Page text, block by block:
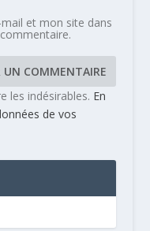
et mon site dans
les indésirables. En
de vos